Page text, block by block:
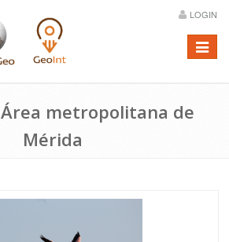
LOGIN
Menú
Área metropolitana de
Mérida